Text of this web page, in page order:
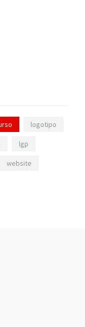
logotipo
lgp
website